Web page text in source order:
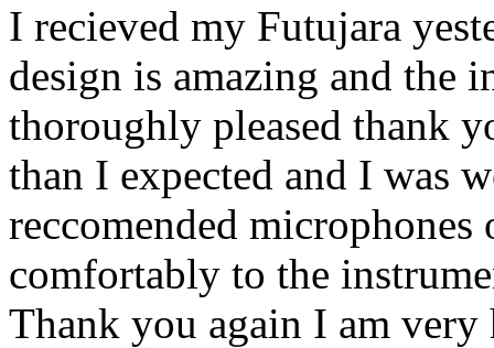
I recieved my Futujara
design is amazing and the
thoroughly pleased thank
than I expected and I was
reccomended
comfortably to the
Thank you again I am